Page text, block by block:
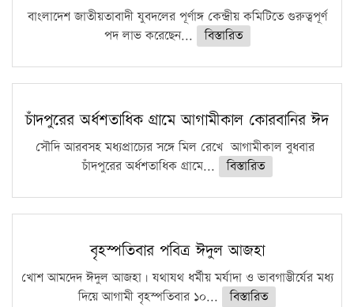
ফরিদগঞ্জে আগুনে পুড়লো ৬ ব্যবসা প্রতিষ্ঠান
বাংলাদেশ জাতীয়তাবাদী যুবদলের পূর্ণাঙ্গ কেন্দ্রীয় কমিটিতে গুরুত্বপূর্ণ
পদ লাভ করেছেন...
বিস্তারিত
চাঁদপুরের অর্ধশতাধিক গ্রামে আগামীকাল কোরবানির ঈদ
সৌদি আরবসহ মধ্যপ্রাচ্যের সঙ্গে মিল রেখে আগামীকাল বুধবার
চাঁদপুরের অর্ধশতাধিক গ্রামে...
বিস্তারিত
বৃহস্পতিবার পবিত্র ঈদুল আজহা
খোশ আমদেদ ঈদুল আজহা। যথাযথ ধর্মীয় মর্যাদা ও ভাবগাম্ভীর্যের মধ্য
দিয়ে আগামী বৃহস্পতিবার ১০...
বিস্তারিত